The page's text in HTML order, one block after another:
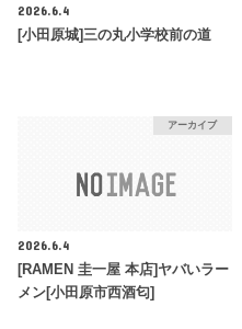
2026.6.4
[小田原城]三の丸小学校前の道
アーカイブ
2026.6.4
[RAMEN 圭一屋 本店]ヤバいラー
メン[小田原市西酒匂]